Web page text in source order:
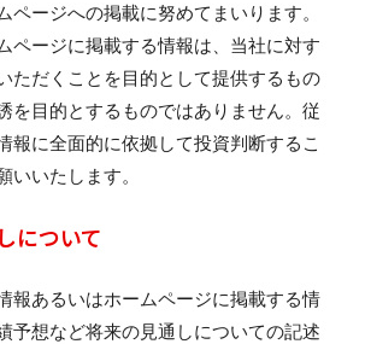
ページへの掲載に努めてまいります。
ページに掲載する情報は、当社に対す
ただくことを目的として提供するもの
を目的とするものではありません。従
報に全面的に依拠して投資判断するこ
いいたします。
について
報あるいはホームページに掲載する情
予想など将来の見通しについての記述